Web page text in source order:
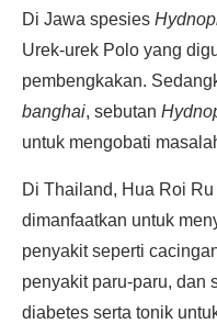
Di Jawa spesies
Urek-urek Polo yang
pembengkakan.
banghai, sebutan
untuk mengobati
Di Thailand, Hua Roi
dimanfaatkan untuk
penyakit seperti
penyakit paru-paru, dan
diabetes serta tonik